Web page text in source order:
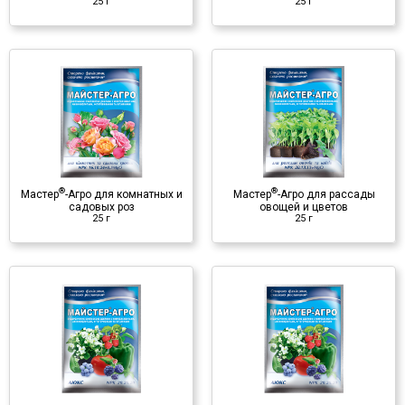
Мастер®-Агро для комнатных и
садовых роз
25 г
Мастер®-Агро для рассады
овощей и цветов
25 г
овощей и цветов
25 г
Минеральное удобрение
♦ NPK
♦ микроэлементы
♦ аминокислоты
♦ фитогормоны
Мастер -Агро Люкс
100 г
Минеральное удобрение
♦ NPK
♦ микроэлементы